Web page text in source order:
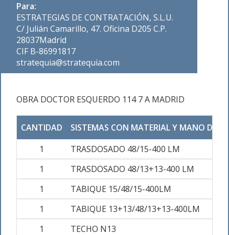
Para:
ESTRATEGIAS DE CONTRATACIÓN, S.L.U.
C/ Julián Camarillo, 47. Oficina D205 C.P.
28037Madrid
CIF B-86991817
stratequia@stratequia.com
OBRA DOCTOR ESQUERDO 114 7 A MADRID
CANTIDAD
SISTEMAS CON MATERIAL Y MANO DE
1
TRASDOSADO 48/15-400 LM
1
TRASDOSADO 48/13+13-400 LM
1
TABIQUE 15/48/15-400LM
1
TABIQUE 13+13/48/13+13-400LM
1
TECHO N13